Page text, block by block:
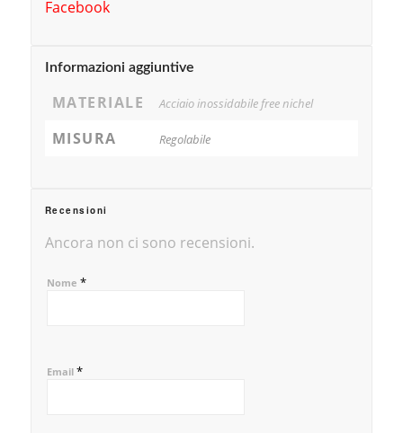
Facebook
Informazioni aggiuntive
MATERIALE Acciaio inossidabile free nichel
MISURA Regolabile
Recensioni
Ancora non ci sono recensioni.
Nome *
Email *